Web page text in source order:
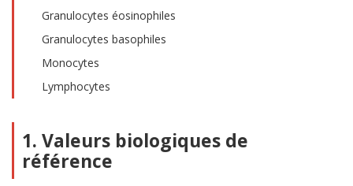
Granulocytes éosinophiles
Granulocytes basophiles
Monocytes
Lymphocytes
1. Valeurs biologiques de
référence